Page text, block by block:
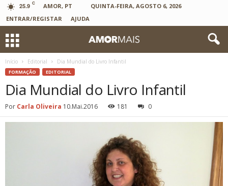
25.9 C AMOR, PT
QUINTA-FEIRA, AGOSTO 6, 2026
ENTRAR/REGISTAR
AJUDA
Início Editorial Dia Mundial do Livro Infantil
FORMAÇÃO EDITORIAL
Dia Mundial do Livro Infantil
Por Carla Oliveira 10.Mai.2016 181 0